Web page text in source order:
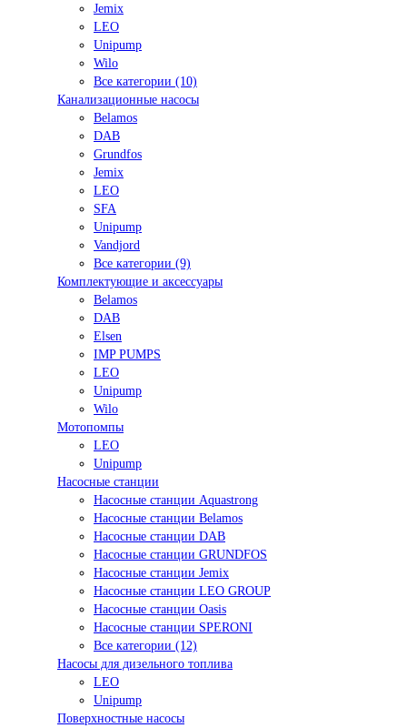
Jemix
LEO
Unipump
Wilo
Все категории (10)
Канализационные насосы
Belamos
DAB
Grundfos
Jemix
LEO
SFA
Unipump
Vandjord
Все категории (9)
Комплектующие и аксессуары
Belamos
DAB
Elsen
IMP PUMPS
LEO
Unipump
Wilo
Мотопомпы
LEO
Unipump
Насосные станции
Насосные станции Aquastrong
Насосные станции Belamos
Насосные станции DAB
Насосные станции GRUNDFOS
Насосные станции Jemix
Насосные станции LEO GROUP
Насосные станции Oasis
Насосные станции SPERONI
Все категории (12)
Насосы для дизельного топлива
LEO
Unipump
Поверхностные насосы